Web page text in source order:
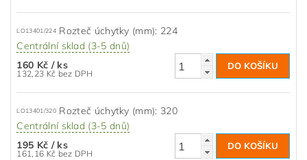
LO13401/224 Rozteč úchytky (mm): 224
Centrální sklad (3-5 dnů)
160 Kč / ks
132,23 Kč bez DPH
LO13401/320 Rozteč úchytky (mm): 320
Centrální sklad (3-5 dnů)
195 Kč / ks
161,16 Kč bez DPH